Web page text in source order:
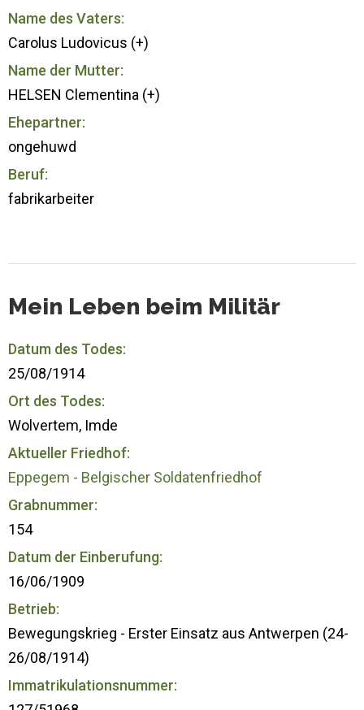
Name des Vaters:
Carolus Ludovicus (+)
Name der Mutter:
HELSEN Clementina (+)
Ehepartner:
ongehuwd
Beruf:
fabrikarbeiter
Mein Leben beim Militär
Datum des Todes:
25/08/1914
Ort des Todes:
Wolvertem, Imde
Aktueller Friedhof:
Eppegem - Belgischer Soldatenfriedhof
Grabnummer:
154
Datum der Einberufung:
16/06/1909
Betrieb:
Bewegungskrieg - Erster Einsatz aus Antwerpen (24-
26/08/1914)
Immatrikulationsnummer: